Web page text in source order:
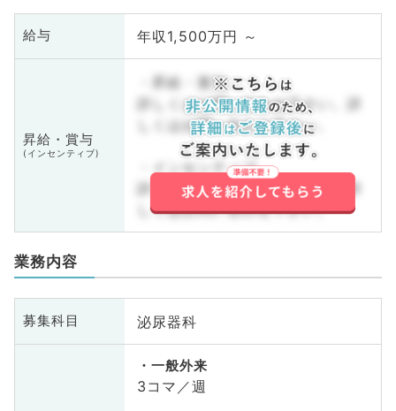
給与 年収1,500万円 ～
昇給・賞与
(インセンティブ)
・昇給・賞与
詳しくはお問い合わせ下さい。詳
しくはお問い合わせ下さい。
・インセンティブ
詳しくはお問い合わせ下さい。詳
しくはお問い合わせ下さい。
業務内容
募集科目 泌尿器科
一般外来
3コマ／週